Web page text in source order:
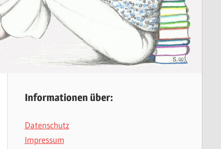
Informationen über:
Datenschutz
Impressum